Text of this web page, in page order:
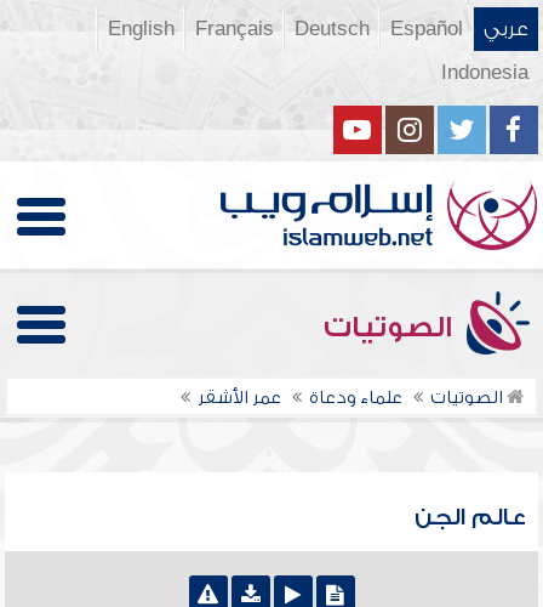
عربي Español
Deutsch
Français
English
Indonesia
الصوتيات
الصوتيات علماء ودعاة عمر الأشقر
عالم الجن